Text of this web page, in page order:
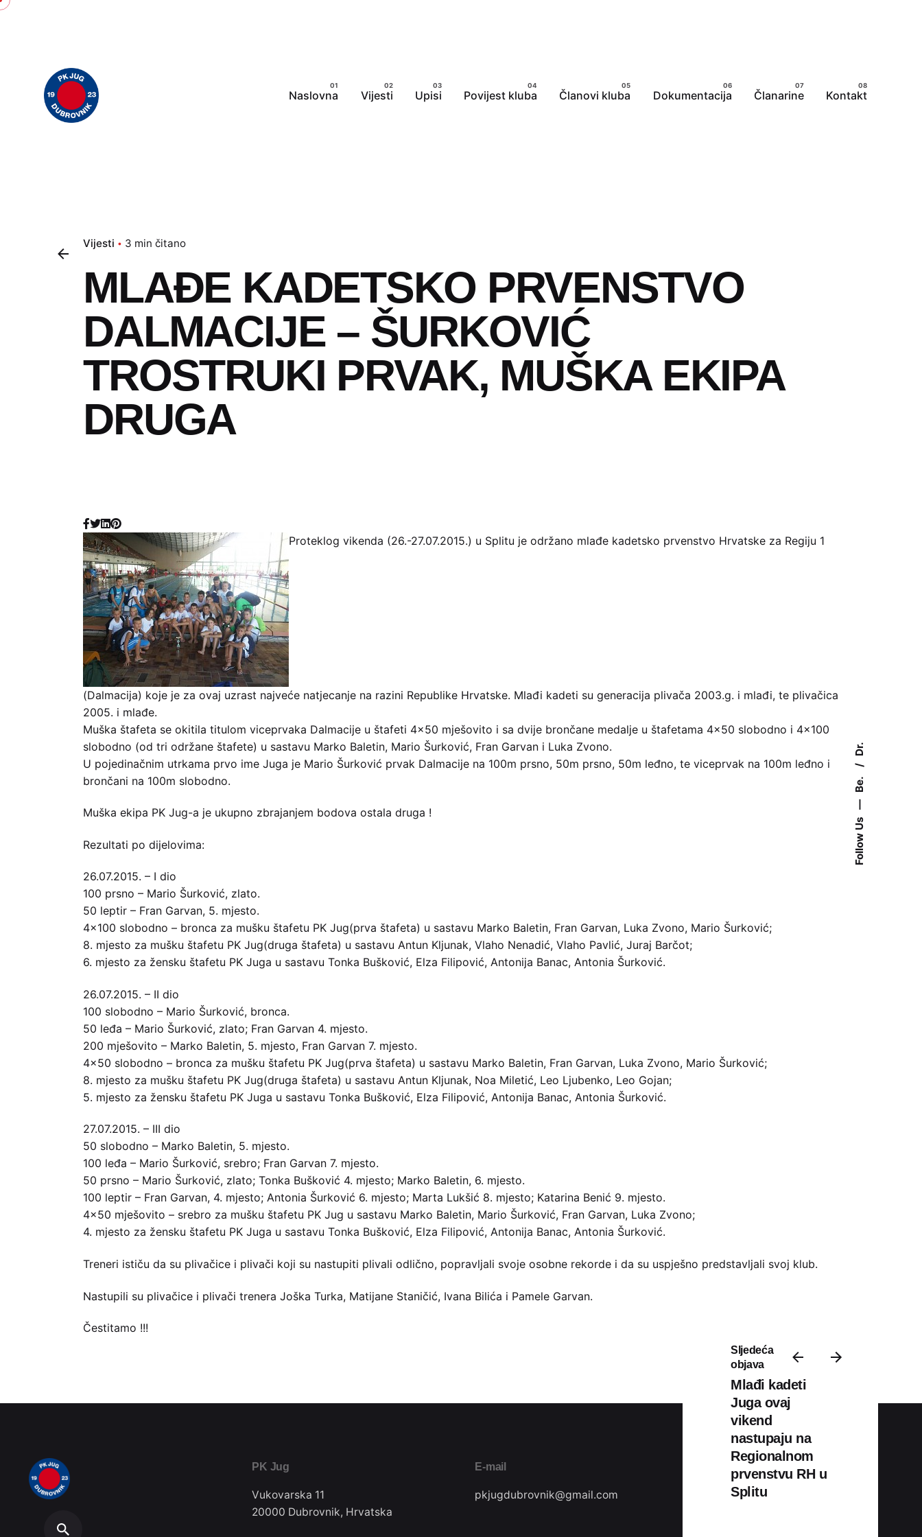
Follow Us
Be.
Dr.
Skip
Naslovna Vijesti Upisi Povijest kluba Članovi kluba Dokumentacija Članarine Kontakt
Vijesti 3 min čitano
MLAĐE KADETSKO PRVENSTVO
DALMACIJE – ŠURKOVIĆ
TROSTRUKI PRVAK, MUŠKA EKIPA
DRUGA
Proteklog vikenda (26.-27.07.2015.) u Splitu je održano mlađe kadetsko prvenstvo Hrvatske za Regiju 1
(Dalmacija) koje je za ovaj uzrast najveće natjecanje na razini Republike Hrvatske. Mlađi kadeti su generacija plivača 2003.g. i mlađi, te plivačica
2005. i mlađe.
Muška štafeta se okitila titulom viceprvaka Dalmacije u štafeti 4×50 mješovito i sa dvije brončane medalje u štafetama 4×50 slobodno i 4×100
slobodno (od tri održane štafete) u sastavu Marko Baletin, Mario Šurković, Fran Garvan i Luka Zvono.
U pojedinačnim utrkama prvo ime Juga je Mario Šurković prvak Dalmacije na 100m prsno, 50m prsno, 50m leđno, te viceprvak na 100m leđno i
brončani na 100m slobodno.
Muška ekipa PK Jug-a je ukupno zbrajanjem bodova ostala druga !
Rezultati po dijelovima:
26.07.2015. – I dio
100 prsno – Mario Šurković, zlato.
50 leptir – Fran Garvan, 5. mjesto.
4×100 slobodno – bronca za mušku štafetu PK Jug(prva štafeta) u sastavu Marko Baletin, Fran Garvan, Luka Zvono, Mario Šurković;
8. mjesto za mušku štafetu PK Jug(druga štafeta) u sastavu Antun Kljunak, Vlaho Nenadić, Vlaho Pavlić, Juraj Barčot;
6. mjesto za žensku štafetu PK Juga u sastavu Tonka Bušković, Elza Filipović, Antonija Banac, Antonia Šurković.
26.07.2015. – II dio
100 slobodno – Mario Šurković, bronca.
50 leđa – Mario Šurković, zlato; Fran Garvan 4. mjesto.
200 mješovito – Marko Baletin, 5. mjesto, Fran Garvan 7. mjesto.
4×50 slobodno – bronca za mušku štafetu PK Jug(prva štafeta) u sastavu Marko Baletin, Fran Garvan, Luka Zvono, Mario Šurković;
8. mjesto za mušku štafetu PK Jug(druga štafeta) u sastavu Antun Kljunak, Noa Miletić, Leo Ljubenko, Leo Gojan;
5. mjesto za žensku štafetu PK Juga u sastavu Tonka Bušković, Elza Filipović, Antonija Banac, Antonia Šurković.
27.07.2015. – III dio
50 slobodno – Marko Baletin, 5. mjesto.
100 leđa – Mario Šurković, srebro; Fran Garvan 7. mjesto.
50 prsno – Mario Šurković, zlato; Tonka Bušković 4. mjesto; Marko Baletin, 6. mjesto.
100 leptir – Fran Garvan, 4. mjesto; Antonia Šurković 6. mjesto; Marta Lukšić 8. mjesto; Katarina Benić 9. mjesto.
4×50 mješovito – srebro za mušku štafetu PK Jug u sastavu Marko Baletin, Mario Šurković, Fran Garvan, Luka Zvono;
4. mjesto za žensku štafetu PK Juga u sastavu Tonka Bušković, Elza Filipović, Antonija Banac, Antonia Šurković.
Treneri ističu da su plivačice i plivači koji su nastupiti plivali odlično, popravljali svoje osobne rekorde i da su uspješno predstavljali svoj klub.
Nastupili su plivačice i plivači trenera Joška Turka, Matijane Staničić, Ivana Bilića i Pamele Garvan.
Čestitamo !!!
Sljedeća
objava
Mlađi kadeti
Juga ovaj
vikend
nastupaju na
Regionalnom
prvenstvu RH u
Splitu
PK Jug
Vukovarska 11
20000 Dubrovnik, Hrvatska
E-mail
pkjugdubrovnik@gmail.com